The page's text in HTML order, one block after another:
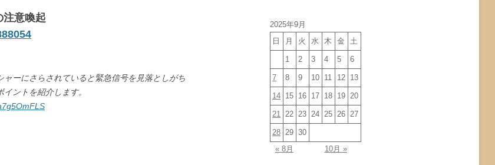
意喚起
ーにさらされていると緊急信号を見落としがち
ントを紹介します。
2025年9月
日
月 火 水 木 金 土
1 2 3 4 5 6
7 8 9 10 11 12 13
14 15 16 17 18 19 20
21 22 23 24 25 26 27
28 29 30
« 8月
10月 »